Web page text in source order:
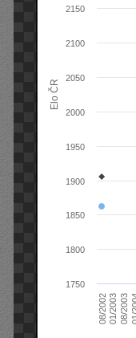
Elo ČR
08/200201/200308/2003
1750
1800
1850
1900
1950
2000
2050
2100
2150